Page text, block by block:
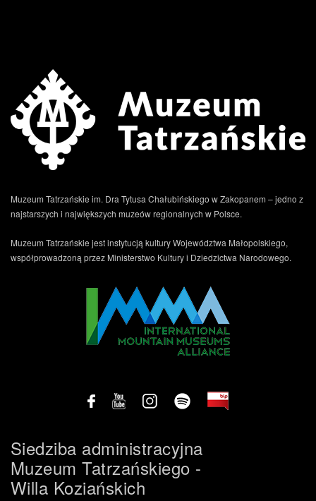
Muzeum Tatrzańskie im. Dra Tytusa Chałubińskiego w Zakopanem – jedno z
najstarszych i największych muzeów regionalnych w Polsce.
Muzeum Tatrzańskie jest instytucją kultury Województwa Małopolskiego,
współprowadzoną przez Ministerstwo Kultury i Dziedzictwa Narodowego.
Siedziba administracyjna
Muzeum Tatrzańskiego -
Willa Koziańskich